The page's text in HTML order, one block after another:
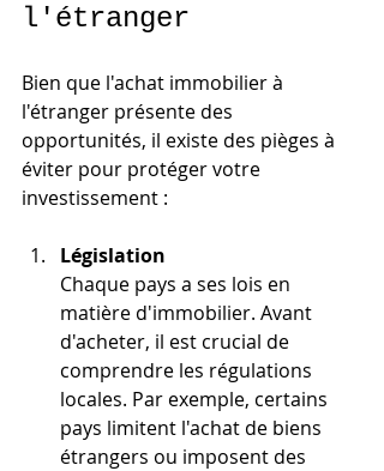
l'étranger
Bien que l'achat immobilier à
l'étranger présente des
opportunités, il existe des pièges à
éviter pour protéger votre
investissement :
Législation
Chaque pays a ses lois en
matière d'immobilier. Avant
d'acheter, il est crucial de
comprendre les régulations
locales. Par exemple, certains
pays limitent l'achat de biens
étrangers ou imposent des